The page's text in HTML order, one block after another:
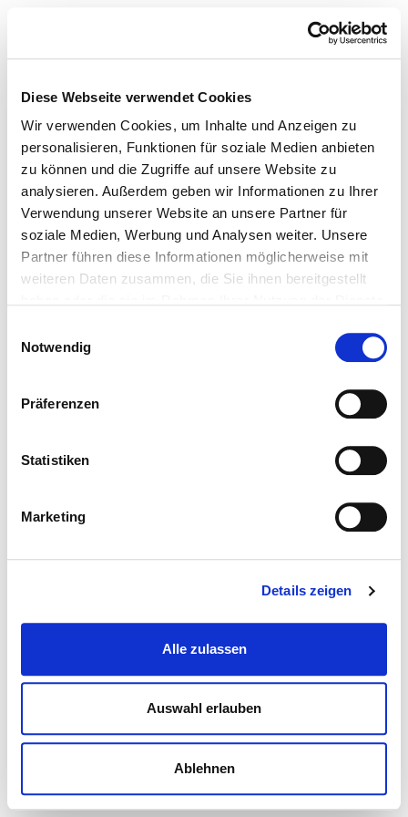
Diese Webseite verwendet Cookies
Wir verwenden Cookies, um Inhalte und Anzeigen zu
personalisieren, Funktionen für soziale Medien anbieten
zu können und die Zugriffe auf unsere Website zu
analysieren. Außerdem geben wir Informationen zu Ihrer
Verwendung unserer Website an unsere Partner für
soziale Medien, Werbung und Analysen weiter. Unsere
Partner führen diese Informationen möglicherweise mit
weiteren Daten zusammen, die Sie ihnen bereitgestellt
Notwendig
Präferenzen
Statistiken
Marketing
Details zeigen
Alle zulassen
Auswahl erlauben
Ablehnen